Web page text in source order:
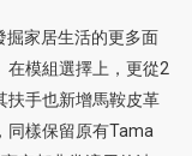
掘家居生活的更多面
在模組選擇上，更從2
扶手也新增馬鞍皮革
同樣保留原有Tama